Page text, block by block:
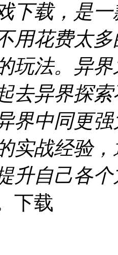
下载，是
用花费太
玩法。异
去异界探
界中同更
实战经验
升自己各
下载